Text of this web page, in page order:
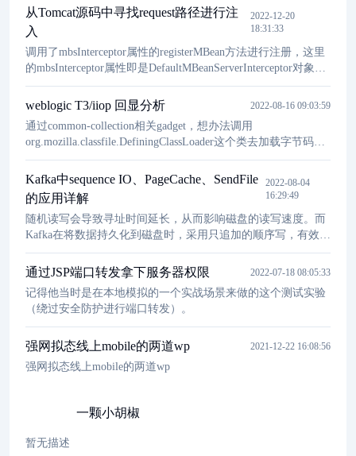
对象转换成XML数据，这样我们就可以把数据保存成XML文件
或者发送给其他系统。
从Tomcat源码中寻找request路径进行注
入
2022-12-20
18:31:33
调用了mbsInterceptor属性的registerMBean方法进行注册，这里
的mbsInterceptor属性即是DefaultMBeanServerInterceptor对象，
跟进一下。最后调用了registerWithRepository进行进一步的注
册。在这个方法中，调用了该类的repository属性的addMBean方
法进行MBean的添加。
weblogic T3/iiop 回显分析 2022-08-16 09:03:59
通过common-collection相关gadget，想办法调用
org.mozilla.classfile.DefiningClassLoader这个类去加载字节码。
然后通过T3协议的反序列化漏洞发送给待攻击weblogic服务
器。
Kafka中sequence IO、PageCache、SendFile
的应用详解
2022-08-04
16:29:49
随机读写会导致寻址时间延长，从而影响磁盘的读写速度。而
Kafka在将数据持久化到磁盘时，采用只追加的顺序写，有效降
低了寻址时间，提高效率。当读操作发生时，先从PageCache中
查找，如果发生缺页才进行磁盘调度，最终返回需要的数据。
对应到Kafka生产和消费消息中：producer把消息发到broker
后，数据并不是直接落入磁盘的，而是先进入PageCache。
通过JSP端口转发拿下服务器权限 2022-07-18 08:05:33
记得他当时是在本地模拟的一个实战场景来做的这个测试实验
（绕过安全防护进行端口转发）。
强网拟态线上mobile的两道wp 2021-12-22 16:08:56
强网拟态线上mobile的两道wp
一颗小胡椒
暂无描述